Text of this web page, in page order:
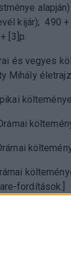
kijár); 490 +
[3]p.
és vegyes
Mihály
fordítások.]